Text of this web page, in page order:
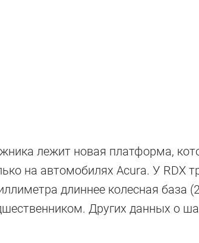
лежит новая платформа,
на автомобилях Acura. У RDX
длиннее колесная база
Других данных о